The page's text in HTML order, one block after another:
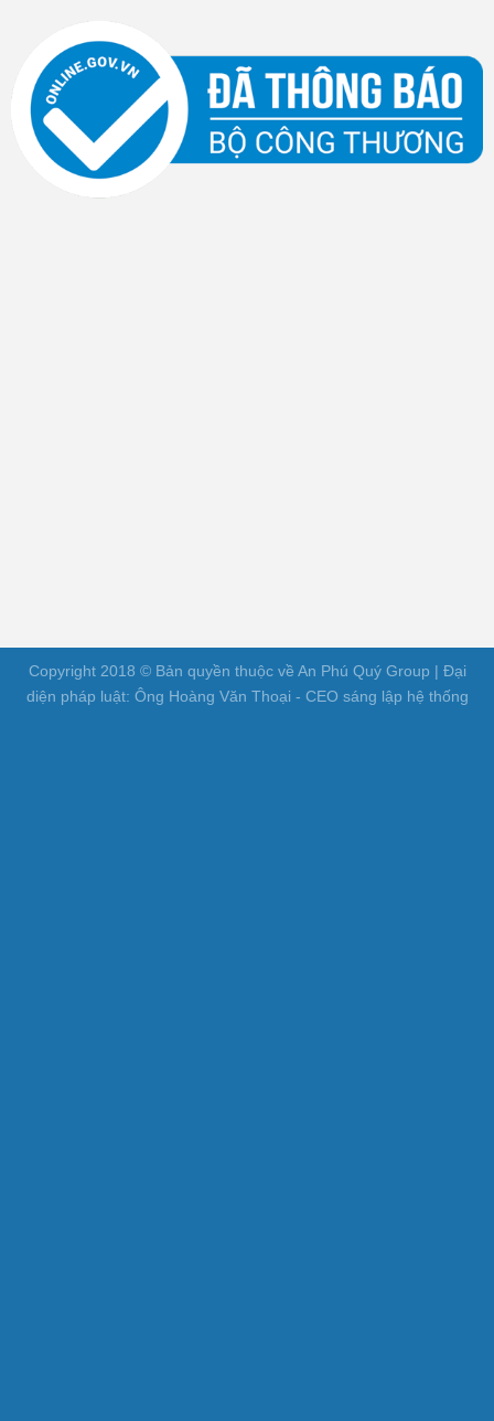
Copyright 2018 © Bản quyền thuộc về An Phú Quý Group | Đại
diện pháp luật: Ông Hoàng Văn Thoại - CEO sáng lập hệ thống